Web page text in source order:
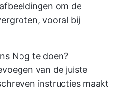
om de
vooral bij
Nog te doen?
van de juiste
instructies maakt